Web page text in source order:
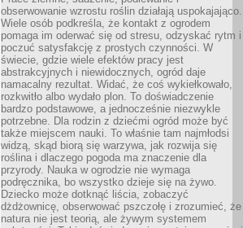
obserwowanie wzrostu roślin działają uspokajająco.
Wiele osób podkreśla, że kontakt z ogrodem
pomaga im oderwać się od stresu, odzyskać rytm i
poczuć satysfakcję z prostych czynności. W
świecie, gdzie wiele efektów pracy jest
abstrakcyjnych i niewidocznych, ogród daje
namacalny rezultat. Widać, że coś wykiełkowało,
rozkwitło albo wydało plon. To doświadczenie
bardzo podstawowe, a jednocześnie niezwykle
potrzebne. Dla rodzin z dziećmi ogród może być
także miejscem nauki. To właśnie tam najmłodsi
widzą, skąd biorą się warzywa, jak rozwija się
roślina i dlaczego pogoda ma znaczenie dla
przyrody. Nauka w ogrodzie nie wymaga
podręcznika, bo wszystko dzieje się na żywo.
Dziecko może dotknąć liścia, zobaczyć
dżdżownicę, obserwować pszczołę i zrozumieć, że
natura nie jest teorią, ale żywym systemem